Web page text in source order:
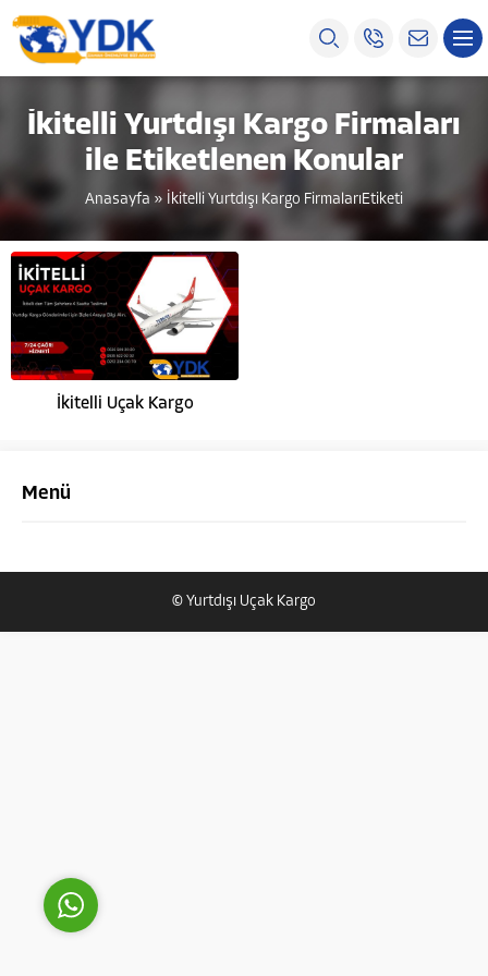
İkitelli Yurtdışı Kargo Firmaları
ile Etiketlenen Konular
Anasayfa » İkitelli Yurtdışı Kargo FirmalarıEtiketi
İkitelli Uçak Kargo
Menü
© Yurtdışı Uçak Kargo